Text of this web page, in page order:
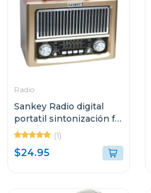
Radio
Sankey Radio digital
portatil sintonización fm
bluetooth dorado
(1)
$24.95